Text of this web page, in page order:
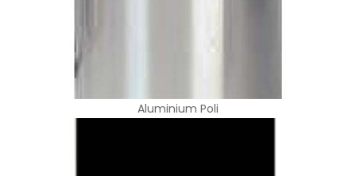
Aluminium Poli